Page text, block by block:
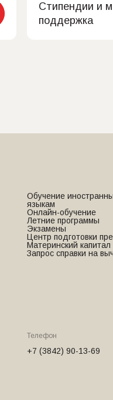
Стипендии и
поддержка
Обучение
языкам
Онлайн-обучение
Летние программы
Экзамены
Центр подготовки
Материнский капитал
Запрос справки на
Телефон
+7 (3842) 90-13-69